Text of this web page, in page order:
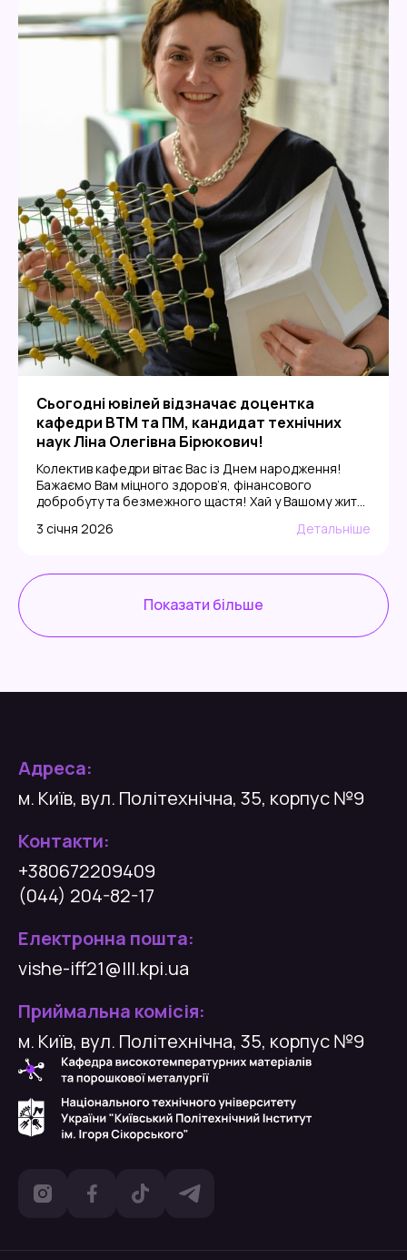
Сьогодні ювілей відзначає доцентка
кафедри ВТМ та ПМ, кандидат технічних
наук Ліна Олегівна Бірюкович!
Колектив кафедри вітає Вас із Днем народження!
Бажаємо Вам міцного здоров’я, фінансового
добробуту та безмежного щастя! Хай у Вашому житті
кохання. Ваша професійна діяльність – це не просто
приносить натхнення, […]
3 січня 2026 Детальніше
Показати більше
Адреса:
м. Київ, вул. Політехнічна, 35, корпус №9
Контакти:
+380672209409
(044) 204-82-17
Електронна пошта:
vishe-iff21@lll.kpi.ua
Приймальна комісія:
м. Київ, вул. Політехнічна, 35, корпус №9